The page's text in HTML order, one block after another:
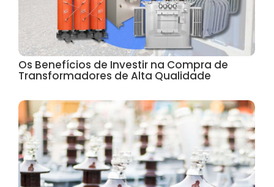
Os Benefícios de Investir na Compra de
Transformadores de Alta Qualidade